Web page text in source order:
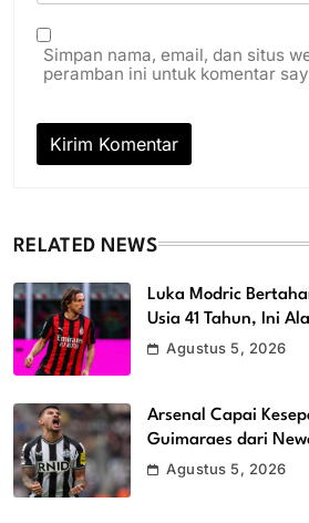
Simpan nama, email, dan situs
peramban ini untuk komentar
RELATED NEWS
Luka Modric
Usia 41 Tahun, Ini
Agustus 5, 2026
Arsenal Capai
Guimaraes dari
Agustus 5, 2026